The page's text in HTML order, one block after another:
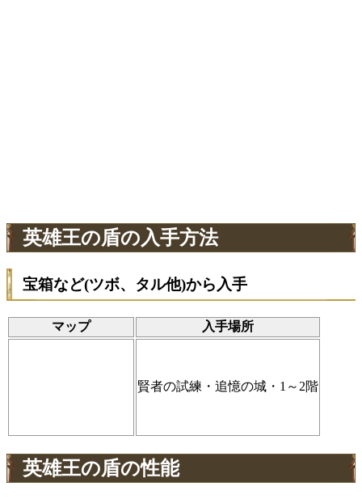
英雄王の盾の入手方法
宝箱など(ツボ、タル他)から入手
マップ 入手場所
賢者の試練・追憶の城・1～2階
英雄王の盾の性能